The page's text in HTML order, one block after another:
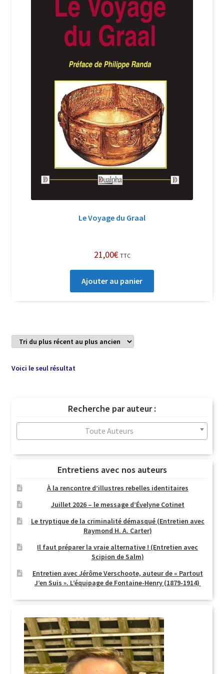
Login Customizer
Nous Contacter
Politique de confidentialité et cookies
Qui sommes-nous ?
Soutien à Philippe Randa
Suivi de la Commande
Le Voyage du Graal
21,00€ TTC
Ajouter au panier
Voici le seul résultat
Recherche par auteur :
Toute Auteurs
Entretiens avec nos auteurs
À la rencontre d’illustres rebelles identitaires
Juillet 2026 – le message d’Évelyne Cotinet
Le tryptique de la criminalité démasqué (Entretien avec
Raymond H. A. Carter)
Il faut préparer la vraie alternative ! (Entretien avec
Scipion de Salm)
Entretien avec Jérôme Verschoote, auteur de « Partout
J’en Suis ». L’équipage de Fontaine-Henry (1879-1914)